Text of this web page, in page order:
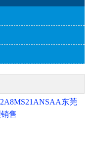
东莞
售